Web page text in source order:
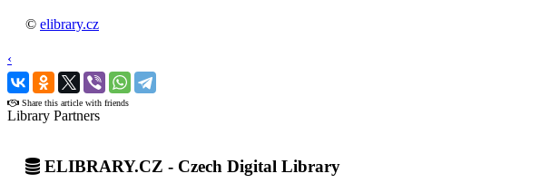
© elibrary.cz
‹
›
Share this article with friends
Library Partners
ELIBRARY.CZ - Czech Digital Library